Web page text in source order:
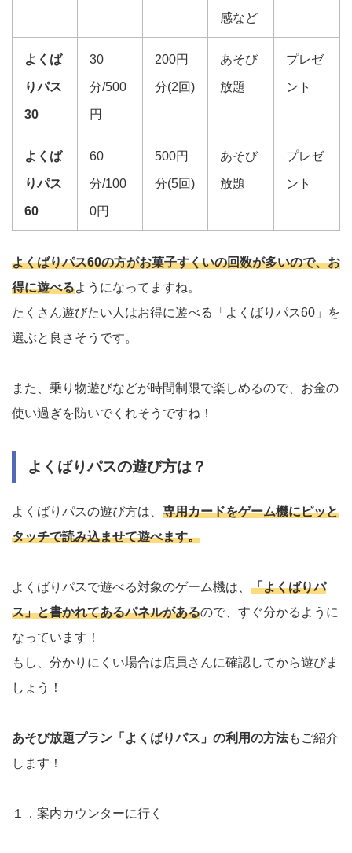
感など
よくば
りパス
30
30
分/500
円
200円
分(2回)
あそび
放題
プレゼ
ント
よくば
りパス
60
60
分/100
0円
500円
分(5回)
あそび
放題
プレゼ
ント
よくばりパス60の方がお菓子すくいの回数が多いので、お
得に遊べるようになってますね。
たくさん遊びたい人はお得に遊べる「よくばりパス60」を
選ぶと良さそうです。
また、乗り物遊びなどが時間制限で楽しめるので、お金の
使い過ぎを防いでくれそうですね！
よくばりパスの遊び方は？
よくばりパスの遊び方は、 専用カードをゲーム機にピッと
タッチで読み込ませて遊べます。
よくばりパスで遊べる対象のゲーム機は、 「よくばりパ
ス」と書かれてあるパネルがあるので、すぐ分かるように
なっています！
もし、分かりにくい場合は店員さんに確認してから遊びま
しょう！
あそび放題プラン「よくばりパス」の利用の方法もご紹介
します！
１．案内カウンターに行く